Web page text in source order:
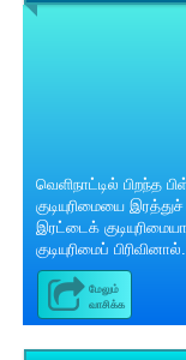
வெளிநாட்டில்
குடியுரிமையை
இரட்டைக்
குடியுரிமைப்
மேலும்
வாசிக்க